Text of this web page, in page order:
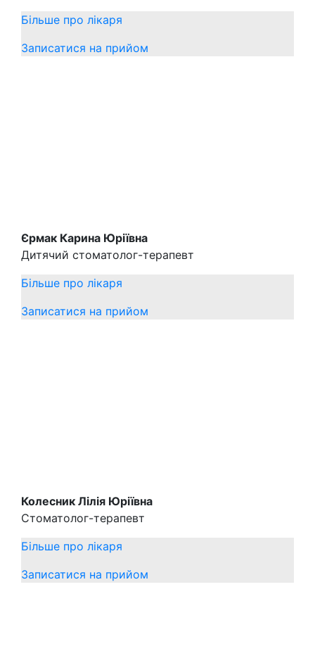
Більше про лікаря
Записатися на прийом
Єрмак Карина Юріївна
Дитячий стоматолог-терапевт
Більше про лікаря
Записатися на прийом
Колесник Лілія Юріївна
Стоматолог-терапевт
Більше про лікаря
Записатися на прийом